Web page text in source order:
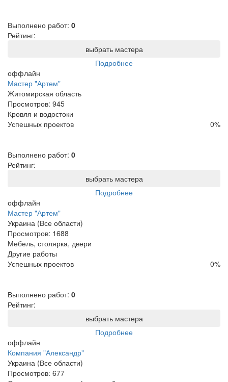
Выполнено работ: 0
Рейтинг:
выбрать мастера
Подробнее
оффлайн
Мастер "Артем"
Житомирская область
Просмотров: 945
Кровля и водостоки
Успешных проектов
0%
Выполнено работ: 0
Рейтинг:
выбрать мастера
Подробнее
оффлайн
Мастер "Артем"
Украина (Все области)
Просмотров: 1688
Мебель, столярка, двери
Другие работы
Успешных проектов
0%
Выполнено работ: 0
Рейтинг:
выбрать мастера
Подробнее
оффлайн
Компания "Александр"
Украина (Все области)
Просмотров: 677